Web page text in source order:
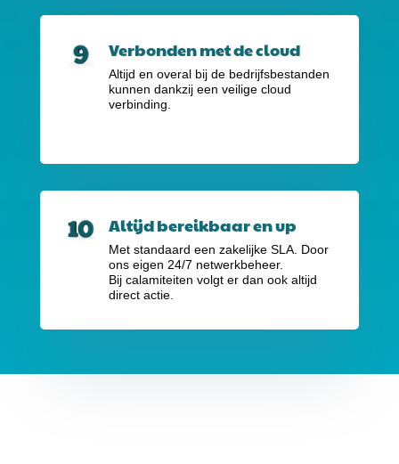
Verbonden met de cloud
Altijd en overal bij de bedrijfsbestanden
kunnen dankzij een veilige cloud
verbinding.
Altijd bereikbaar en up
Met standaard een zakelijke SLA. Door
ons eigen 24/7 netwerkbeheer.
Bij calamiteiten volgt er dan ook altijd
direct actie.